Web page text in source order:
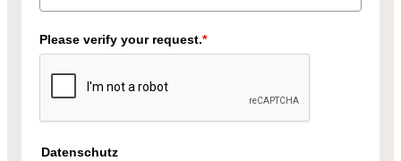
Please verify your request.*
Datenschutz